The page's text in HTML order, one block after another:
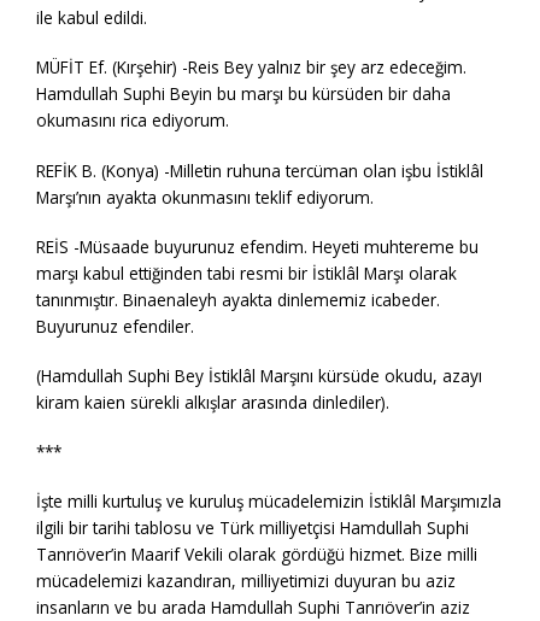
ile kabul edildi.
MÜFİT Ef. (Kırşehir) -Reis Bey yalnız bir şey arz edeceğim.
Hamdullah Suphi Beyin bu marşı bu kürsüden bir daha
okumasını rica ediyorum.
REFİK B. (Konya) -Milletin ruhuna tercüman olan işbu İstiklâl
Marşı’nın ayakta okunmasını teklif ediyorum.
REİS -Müsaade buyurunuz efendim. Heyeti muhtereme bu
marşı kabul ettiğinden tabi resmi bir İstiklâl Marşı olarak
tanınmıştır. Binaenaleyh ayakta dinlememiz icabeder.
Buyurunuz efendiler.
(Hamdullah Suphi Bey İstiklâl Marşını kürsüde okudu, azayı
kiram kaien sürekli alkışlar arasında dinlediler).
***
İşte milli kurtuluş ve kuruluş mücadelemizin İstiklâl Marşımızla
ilgili bir tarihi tablosu ve Türk milliyetçisi Hamdullah Suphi
Tanrıöver’in Maarif Vekili olarak gördüğü hizmet. Bize milli
mücadelemizi kazandıran, milliyetimizi duyuran bu aziz
insanların ve bu arada Hamdullah Suphi Tanrıöver’in aziz